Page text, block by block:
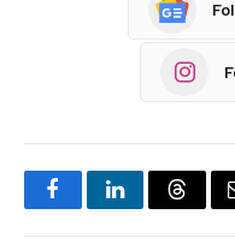
FacebookLinkedIn